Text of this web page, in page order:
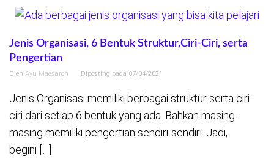
Jenis Organisasi, 6 Bentuk Struktur,Ciri-Ciri, serta
Pengertian
Oleh Ayu Maesaroh Diposting pada 07/04/2021
Jenis Organisasi memiliki berbagai struktur serta ciri-
ciri dari setiap 6 bentuk yang ada. Bahkan masing-
masing memiliki pengertian sendiri-sendiri. Jadi,
begini […]